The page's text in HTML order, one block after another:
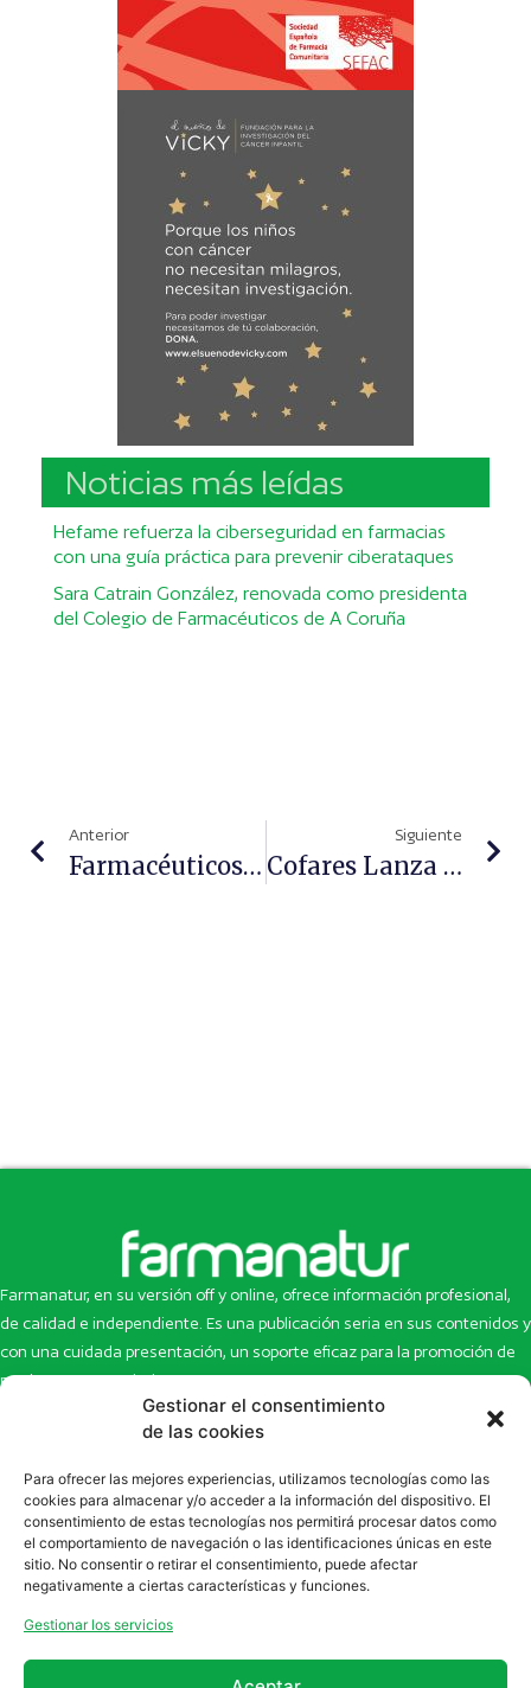
Gestionar el consentimiento
de las cookies
Para ofrecer las mejores experiencias, utilizamos tecnologías como las
cookies para almacenar y/o acceder a la información del dispositivo. El
consentimiento de estas tecnologías nos permitirá procesar datos como
el comportamiento de navegación o las identificaciones únicas en este
sitio. No consentir o retirar el consentimiento, puede afectar
negativamente a ciertas características y funciones.
Gestionar los servicios
Noticias más leídas
Hefame refuerza la ciberseguridad en farmacias
con una guía práctica para prevenir ciberataques
Sara Catrain González, renovada como presidenta
del Colegio de Farmacéuticos de A Coruña
Anterior
Farmacéuticos Comunitarios Ponen En Marcha Una Campaña Sanitaria De Sensibilización Sobre La Migraña
Siguiente
Cofares Lanza Un Reto Para Mejorar La Eficiencia De Las Farmacias Usando La Inteligencia Artificial
Farmanatur, en su versión off y online, ofrece información profesional,
de calidad e independiente. Es una publicación seria en sus contenidos y
con una cuidada presentación, un soporte eficaz para la promoción de
productos y novedades.
Inicio
Newsletter
Eco Multimedia
Contacto
Artículos
Escaparate
Enlaces de interés
SUSCRÍBETE A NUESTRO NEWSLETTER
la sección deNewsletter